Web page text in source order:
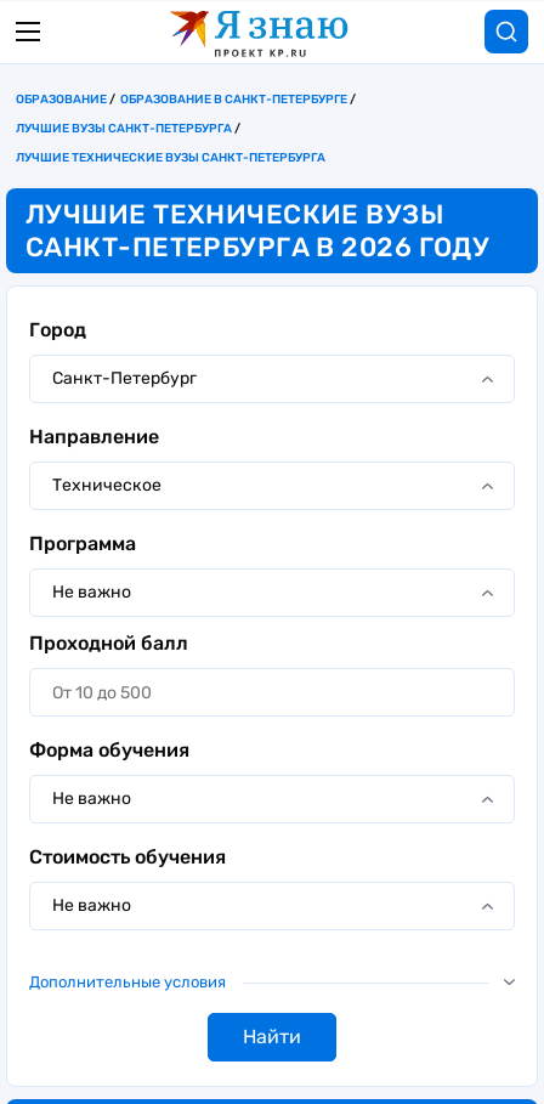
ОБРАЗОВАНИЕ
ОБРАЗОВАНИЕ В САНКТ-ПЕТЕРБУРГЕ
ЛУЧШИЕ ВУЗЫ САНКТ-ПЕТЕРБУРГА
ЛУЧШИЕ ТЕХНИЧЕСКИЕ ВУЗЫ САНКТ-ПЕТЕРБУРГА
ЛУЧШИЕ ТЕХНИЧЕСКИЕ ВУЗЫ
САНКТ-ПЕТЕРБУРГА В 2026 ГОДУ
Город
Санкт-Петербург
Направление
Техническое
Программа
Не важно
Проходной балл
Форма обучения
Не важно
Стоимость обучения
Не важно
Дополнительные условия
Военный учебный центр
Общежитие